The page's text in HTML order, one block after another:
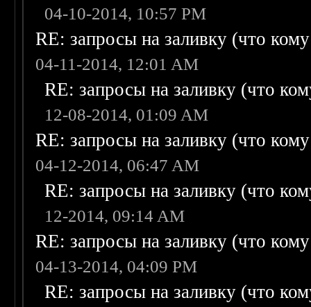
04-10-2014, 10:57 PM
RE: запросы на заливку (что
04-11-2014, 12:01 AM
RE: запросы на заливку (что
12-08-2014, 01:09 AM
RE: запросы на заливку (что
04-12-2014, 06:47 AM
RE: запросы на заливку (что
12-2014, 09:14 AM
RE: запросы на заливку (что
04-13-2014, 04:09 PM
RE: запросы на заливку (что